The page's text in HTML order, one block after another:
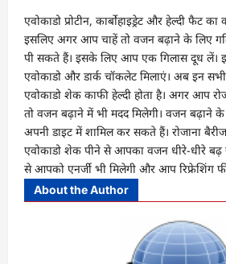
एवोकाडो प्रोटीन, कार्बोहाइड्रेट और हेल्दी फैट का
इसलिए अगर आप चाहें तो वजन बढ़ाने के लिए
पी सकते हैं। इसके लिए आप एक गिलास दूध
एवोकाडो और डार्क चॉकलेट मिलाएं। अब इन सभी
एवोकाडो शेक काफी हेल्दी होता है। अगर आप
तो वजन बढ़ाने में भी मदद मिलेगी। वजन
अपनी डाइट में शामिल कर सकते हैं। रोजाना
एवोकाडो शेक पीने से आपका वजन धीरे-धीरे
से आपको एनर्जी भी मिलेगी और आप रिफ्रेशिंग
About the Author